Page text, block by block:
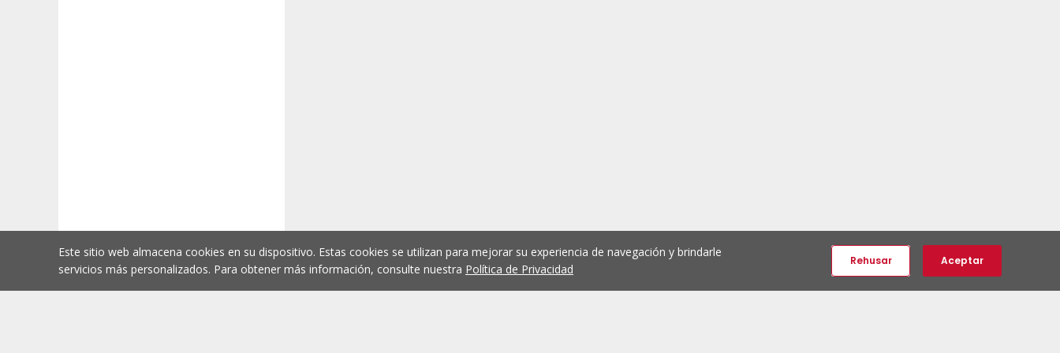
Este sitio web almacena cookies en su dispositivo. Estas cookies se utilizan para mejorar su experiencia de navegación y brindarle
servicios más personalizados. Para obtener más información, consulte nuestra Política de Privacidad
Rehusar Aceptar